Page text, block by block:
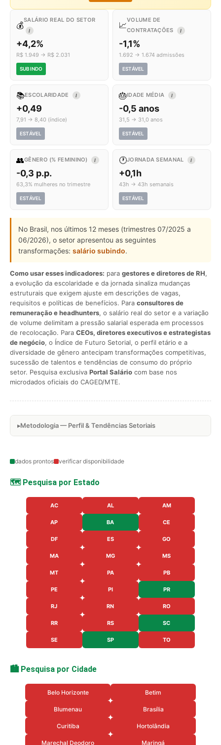
💰
SALÁRIO REAL DO SETOR
I
+4,2%
R$ 1.949 → R$ 2.031
SUBINDO
📈
VOLUME DE
CONTRATAÇÕES
I
-1,1%
1.692 → 1.674 admissões
ESTÁVEL
📚ESCOLARIDADE I
+0,49
7,91 → 8,40 (índice)
ESTÁVEL
🎂IDADE MÉDIA I
-0,5 anos
31,5 → 31,0 anos
ESTÁVEL
👥GÊNERO (% FEMININO) I
-0,3 p.p.
63,3% mulheres no trimestre
ESTÁVEL
🕐JORNADA SEMANAL I
+0,1h
43h → 43h semanais
ESTÁVEL
No Brasil, nos últimos 12 meses (trimestres 07/2025 a
06/2026), o setor apresentou as seguintes
transformações: salário subindo.
Como usar esses indicadores: para gestores e diretores de RH,
a evolução da escolaridade e da jornada sinaliza mudanças
estruturais que exigem ajuste em descrições de vagas,
requisitos e políticas de benefícios. Para consultores de
remuneração e headhunters, o salário real do setor e a variação
de volume delimitam a pressão salarial esperada em processos
de recolocação. Para CEOs, diretores executivos e estrategistas
de negócio, o Índice de Futuro Setorial, o perfil etário e a
diversidade de gênero antecipam transformações competitivas,
sucessão de talentos e tendências de consumo do próprio
setor. Pesquisa exclusiva Portal Salário com base nos
microdados oficiais do CAGED/MTE.
Metodologia — Perfil & Tendências Setoriais
dados prontos verificar disponibilidade
🗺️ Pesquisa por Estado
AC AL AM
AP BA CE
DF ES GO
MA MG MS
MT PA PB
PE PI PR
RJ RN RO
RR RS SC
SE SP TO
🏙️ Pesquisa por Cidade
Belo Horizonte Betim
Blumenau Brasília
Curitiba Hortolândia
Marechal Deodoro Maringá